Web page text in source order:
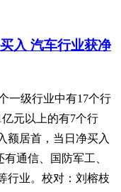
入 汽车行业获净
一级行业中有17个行
元以上的有7个行
额居首，当日净买入
通信、国防军工、
行业。校对：刘榕枝